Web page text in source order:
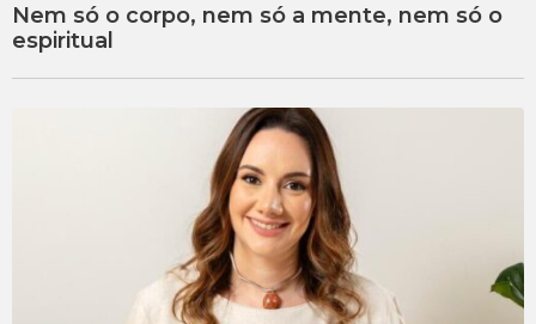
Nem só o corpo, nem só a mente, nem só o
espiritual